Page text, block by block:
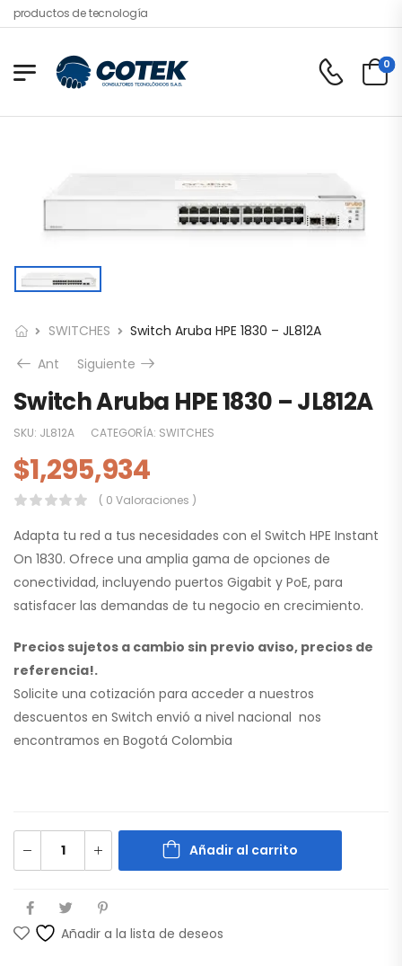
de tecnología
0
SWITCHES
Switch Aruba HPE 1830 – JL812A
Ant
Siguiente
Switch Aruba HPE 1830 – JL812A
SKU: JL812A CATEGORÍA: SWITCHES
$1,295,934
( 0 Valoraciones )
Adapta tu red a tus necesidades con el Switch HPE Instant
On 1830. Ofrece una amplia gama de opciones de
conectividad, incluyendo puertos Gigabit y PoE, para
satisfacer las demandas de tu negocio en crecimiento.
Precios sujetos a cambio sin previo aviso, precios de
referencia!.
Solicite una cotización para acceder a nuestros
descuentos en Switch envió a nivel nacional nos
encontramos en Bogotá Colombia
Añadir al carrito
Añadir a la lista de deseos